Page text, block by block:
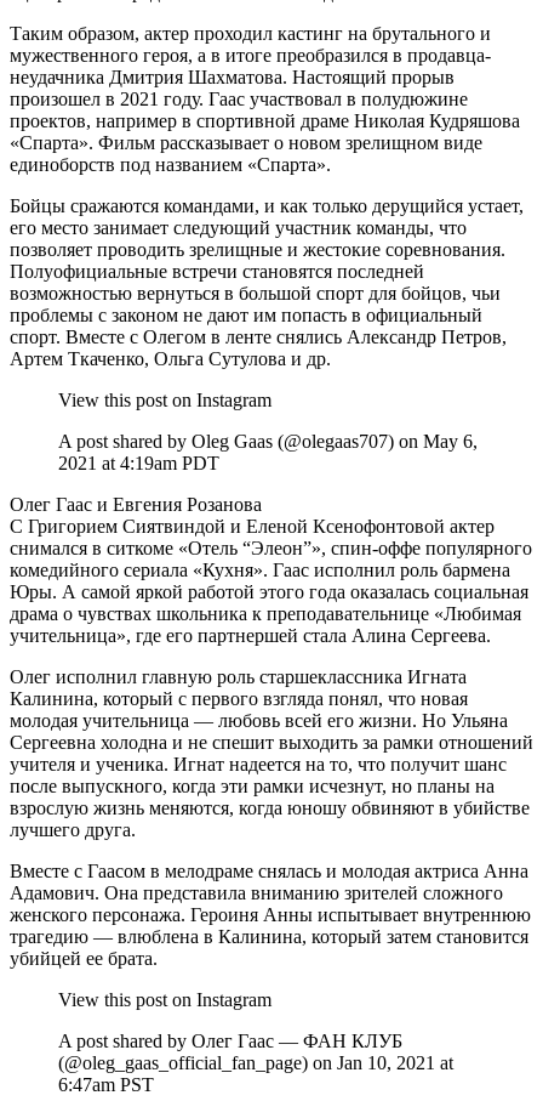
Таким образом, актер проходил кастинг на брутального и
мужественного героя, а в итоге преобразился в продавца-
неудачника Дмитрия Шахматова. Настоящий прорыв
произошел в 2021 году. Гаас участвовал в полудюжине
проектов, например в спортивной драме Николая Кудряшова
«Спарта». Фильм рассказывает о новом зрелищном виде
единоборств под названием «Спарта».
Бойцы сражаются командами, и как только дерущийся устает,
его место занимает следующий участник команды, что
позволяет проводить зрелищные и жестокие соревнования.
Полуофициальные встречи становятся последней
возможностью вернуться в большой спорт для бойцов, чьи
проблемы с законом не дают им попасть в официальный
спорт. Вместе с Олегом в ленте снялись Александр Петров,
Артем Ткаченко, Ольга Сутулова и др.
View this post on Instagram
A post shared by Oleg Gaas (@olegaas707) on May 6,
2021 at 4:19am PDT
Олег Гаас и Евгения Розанова
С Григорием Сиятвиндой и Еленой Ксенофонтовой актер
снимался в ситкоме «Отель “Элеон”», спин-оффе популярного
комедийного сериала «Кухня». Гаас исполнил роль бармена
Юры. А самой яркой работой этого года оказалась социальная
драма о чувствах школьника к преподавательнице «Любимая
учительница», где его партнершей стала Алина Сергеева.
Олег исполнил главную роль старшеклассника Игната
Калинина, который с первого взгляда понял, что новая
молодая учительница — любовь всей его жизни. Но Ульяна
Сергеевна холодна и не спешит выходить за рамки отношений
учителя и ученика. Игнат надеется на то, что получит шанс
после выпускного, когда эти рамки исчезнут, но планы на
взрослую жизнь меняются, когда юношу обвиняют в убийстве
лучшего друга.
Вместе с Гаасом в мелодраме снялась и молодая актриса Анна
Адамович. Она представила вниманию зрителей сложного
женского персонажа. Героиня Анны испытывает внутреннюю
трагедию — влюблена в Калинина, который затем становится
убийцей ее брата.
View this post on Instagram
A post shared by Олег Гаас — ФАН КЛУБ
(@oleg_gaas_official_fan_page) on Jan 10, 2021 at
6:47am PST